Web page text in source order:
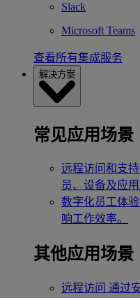
Slack
Microsoft Teams
查看所有集成服务
解决方案
常见应用场景
远程访问和支持
员、设备及应用
数字化员工体
响工作效率。
其他应用场景
远程访问 通过